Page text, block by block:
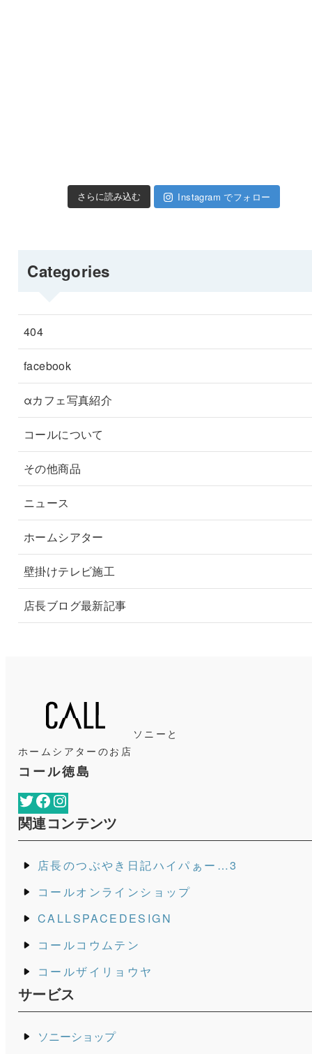
さらに読み込む Instagram でフォロー
Categories
404
facebook
αカフェ写真紹介
コールについて
その他商品
ニュース
ホームシアター
壁掛けテレビ施工
店長ブログ最新記事
ソニーと
ホームシアターのお店
コール徳島
TwitterFacebook
関連コンテンツ
店長のつぶやき日記ハイパぁー…3
コールオンラインショップ
CALLSPACEDESIGN
コールコウムテン
コールザイリョウヤ
サービス
ソニーショップ